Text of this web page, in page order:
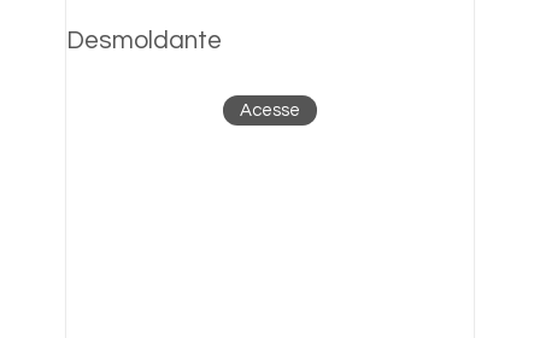
Desmoldante
Acesse